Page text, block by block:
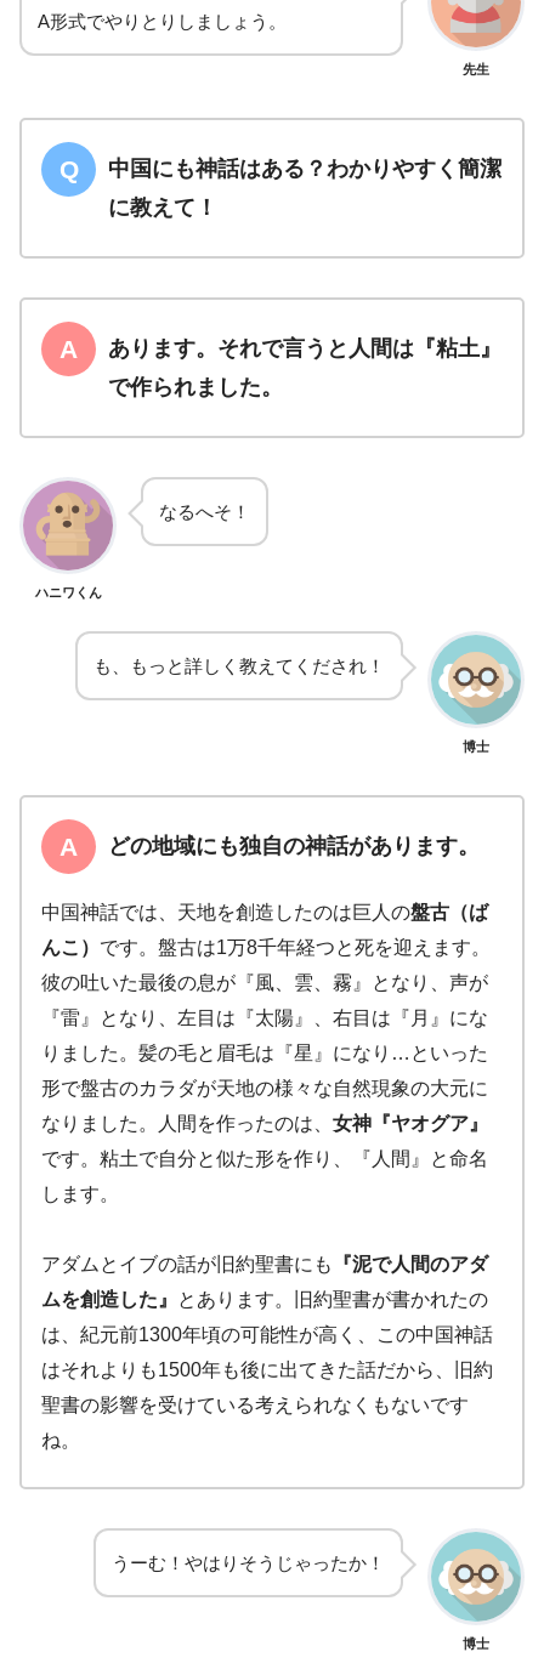
A形式でやりとりしましょう。
先生
中国にも神話はある？わかりやすく簡潔
に教えて！
あります。それで言うと人間は『粘土』
で作られました。
ハニワくん
なるへそ！
も、もっと詳しく教えてくだされ！
博士
どの地域にも独自の神話があります。
中国神話では、天地を創造したのは巨人の盤古（ば
んこ） です。盤古は1万8千年経つと死を迎えます。
彼の吐いた最後の息が『風、雲、霧』となり、声が
『雷』となり、左目は『太陽』、右目は『月』にな
りました。髪の毛と眉毛は『星』になり…といった
形で盤古のカラダが天地の様々な自然現象の大元に
なりました。人間を作ったのは、 女神『ヤオグア』
です。粘土で自分と似た形を作り、『人間』と命名
します。
アダムとイブの話が旧約聖書にも
『泥で人間のアダ
ムを創造した』
とあります。旧約聖書が書かれたの
は、紀元前1300年頃の可能性が高く、この中国神話
はそれよりも1500年も後に出てきた話だから、旧約
聖書の影響を受けている考えられなくもないです
ね。
うーむ！やはりそうじゃったか！
博士